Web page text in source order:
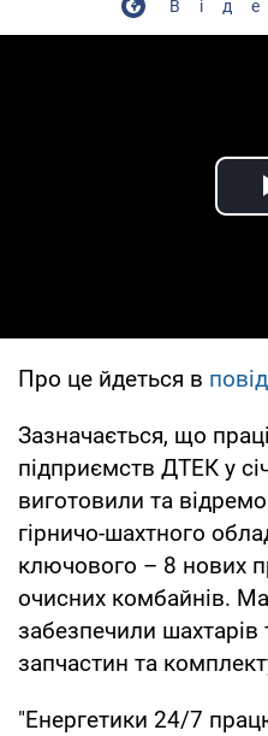
Про це йдеться в
Зазначається, що
підприємств ДТЕК у
виготовили та
гірничо-шахтного
ключового – 8 нових
очисних комбайнів.
забезпечили
запчастин та
"Енергетики 24/7